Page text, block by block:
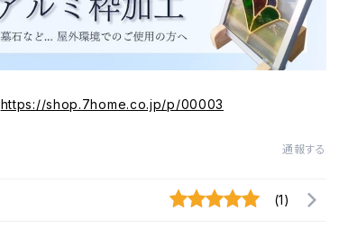
https://shop.7home.co.jp/p/00003
通報する
(1)